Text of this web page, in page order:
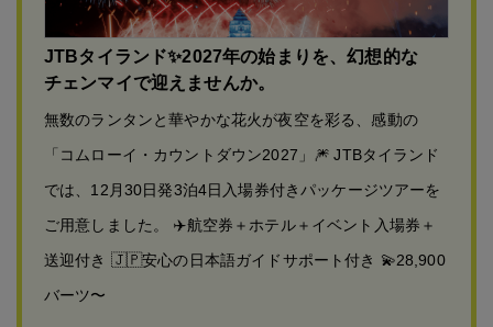
JTBタイランド✨2027年の始まりを、幻想的な
チェンマイで迎えませんか。
無数のランタンと華やかな花火が夜空を彩る、感動の
「コムローイ・カウントダウン2027」🎆 JTBタイランド
では、12月30日発3泊4日入場券付きパッケージツアーを
ご用意しました。 ✈️航空券＋ホテル＋イベント入場券＋
送迎付き 🇯🇵安心の日本語ガイドサポート付き 💫28,900
バーツ〜